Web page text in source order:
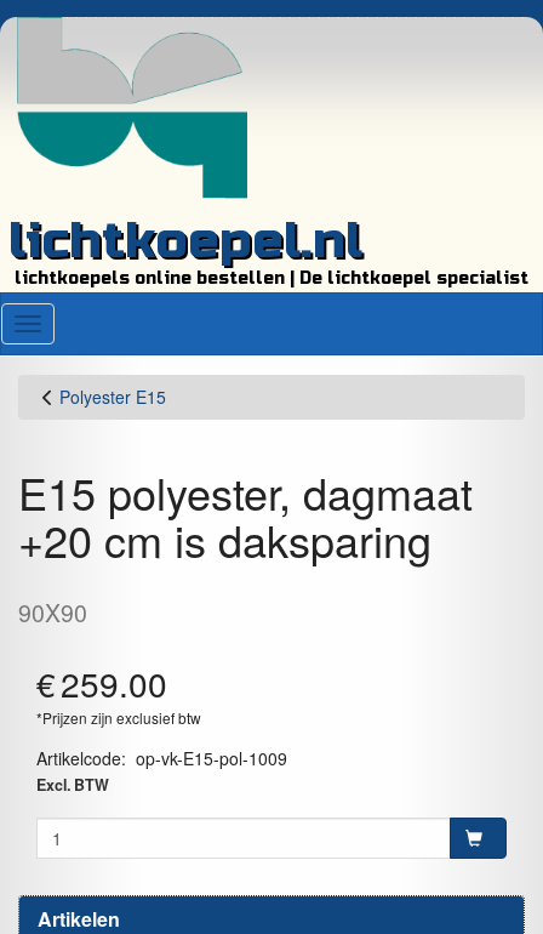
lichtkoepel.nl
lichtkoepels online bestellen | De lichtkoepel specialist
Menu
Artikelen
Polyester E15
E15 polyester, dagmaat
+20 cm is daksparing
90X90
€259.00
*Prijzen zijn exclusief btw
Artikelcode: op-vk-E15-pol-1009
Excl. BTW